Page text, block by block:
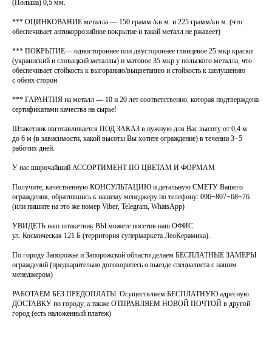
(Польша) 0,5 мм.
*** ОЦИНКОВАНИЕ металла — 150 грамм /кв.м. и 225 грамм/кв.м. (что
обеспечивает антикоррозийное покрытие и такой металл не ржавеет)
*** ПОКРЫТИЕ— одностороннее или двустороннее глянцевое 25 мкр краски
(украинский и словацкий металлы) и матовое 35 мкр у польского металла, что
обеспечивает стойкость к выгоранию/выцветанию и стойкость к шелушению
с обеих сторон
*** ГАРАНТИЯ на металл — 10 и 20 лет соответственно, которая подтверждена
сертификатами качества на сырье!
Штакетник изготавливается ПОД ЗАКАЗ в нужную для Вас высоту от 0,4 м
до 6 м (в зависимости, какой высоты Вы хотите ограждение) в течении 3−5
рабочих дней.
У нас широчайший АССОРТИМЕНТ ПО ЦВЕТАМ И ФОРМАМ.
Получите, качественную КОНСУЛЬТАЦИЮ и детальную СМЕТУ Вашего
ограждения, обратившись к нашему менеджеру по телефону: 096−807−68−76
(или пишите на это же номер Viber, Telegram, WhatsApp)
УВИДЕТЬ наш штакетник ВЫ можете посетив наш ОФИС:
ул. Космическая 121 Б (территория супермаркета ЛеоКерамика).
По городу Запорожье и Запорожской области делаем БЕСПЛАТНЫЕ ЗАМЕРЫ
ограждений (предварительно договоритесь о выезде специалиста с нашим
менеджером)
РАБОТАЕМ БЕЗ ПРЕДОПЛАТЫ. Осуществляем БЕСПЛАТНУЮ адресную
ДОСТАВКУ по городу, а также ОТПРАВЛЯЕМ НОВОЙ ПОЧТОЙ в другой
город (есть наложенный платеж)